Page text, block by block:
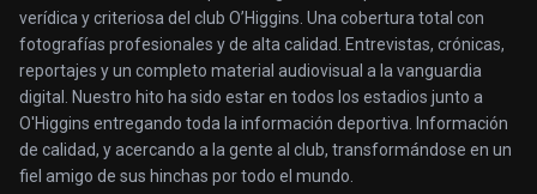
verídica y criteriosa del club O’Higgins. Una cobertura total con
fotografías profesionales y de alta calidad. Entrevistas, crónicas,
reportajes y un completo material audiovisual a la vanguardia
digital. Nuestro hito ha sido estar en todos los estadios junto a
O'Higgins entregando toda la información deportiva. Información
de calidad, y acercando a la gente al club, transformándose en un
fiel amigo de sus hinchas por todo el mundo.